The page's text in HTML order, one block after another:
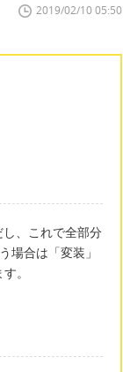
2019/02/10 05:50
、これで全部分
場合は「変装」
。